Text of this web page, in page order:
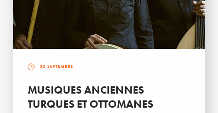
30 SEPTEMBRE
MUSIQUES ANCIENNES
TURQUES ET OTTOMANES